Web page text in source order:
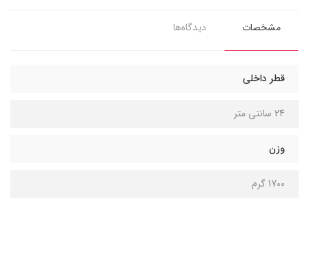
مشخصات دیدگاه‌ها
قطر داخلی
24 سانتی متر
وزن
1700 گرم